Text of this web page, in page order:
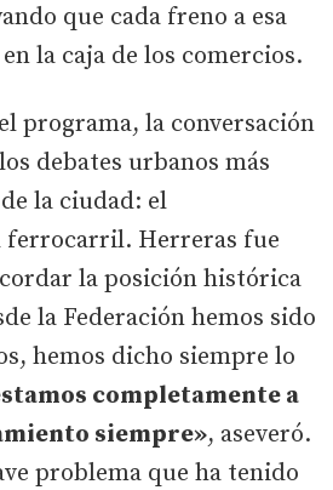
que cada freno a esa
la caja de los comercios.
programa, la conversación
debates urbanos más
la ciudad: el
ferrocarril. Herreras fue
la posición histórica
la Federación hemos sido
hemos dicho siempre lo
completamente a
siempre», aseveró.
problema que ha tenido